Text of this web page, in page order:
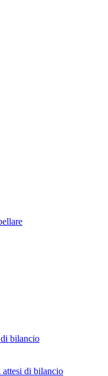
bilancio
di bilancio